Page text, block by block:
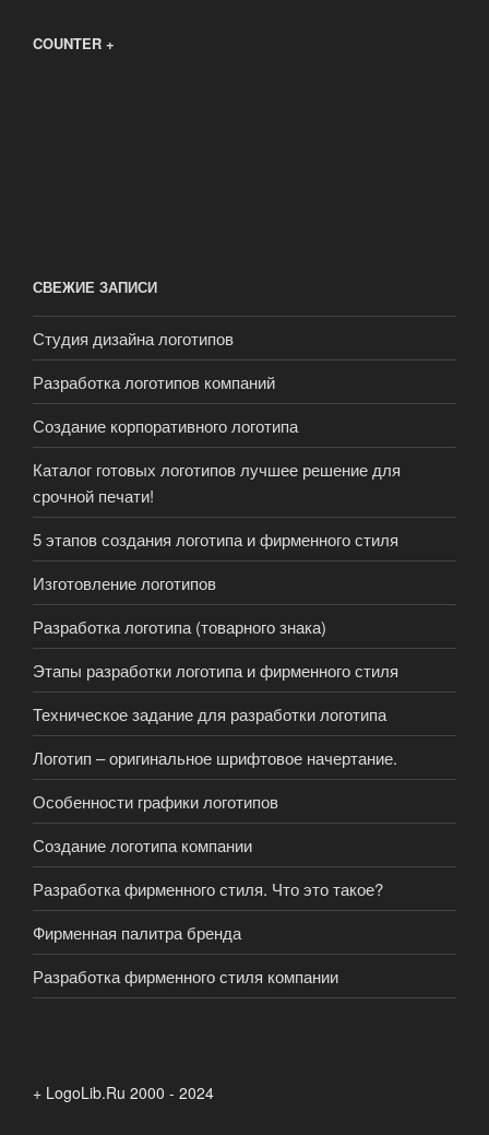
COUNTER +
СВЕЖИЕ ЗАПИСИ
Студия дизайна логотипов
Разработка логотипов компаний
Создание корпоративного логотипа
Каталог готовых логотипов лучшее решение для
срочной печати!
5 этапов создания логотипа и фирменного стиля
Изготовление логотипов
Разработка логотипа (товарного знака)
Этапы разработки логотипа и фирменного стиля
Техническое задание для разработки логотипа
Логотип – оригинальное шрифтовое начертание.
Особенности графики логотипов
Создание логотипа компании
Разработка фирменного стиля. Что это такое?
Фирменная палитра бренда
Разработка фирменного стиля компании
+ LogoLib.Ru 2000 - 2024